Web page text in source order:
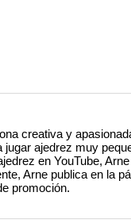
creativa y
jugar ajedrez muy
en YouTube,
Arne publica en la
promoción.